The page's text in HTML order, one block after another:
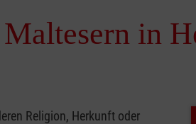
in
Religion, Herkunft oder